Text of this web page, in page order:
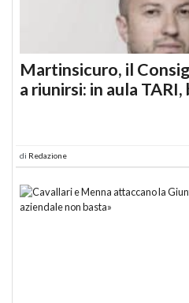
Martinsicuro, il
a riunirsi: in aula
di Redazione